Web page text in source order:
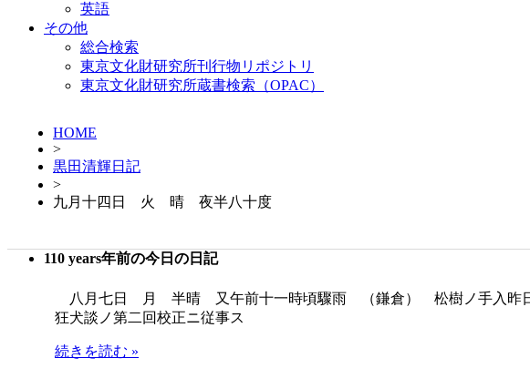
英語
その他
総合検索
東京文化財研究所刊行物リポジトリ
東京文化財研究所蔵書検索（OPAC）
HOME
>
黒田清輝日記
>
九月十四日 火 晴 夜半八十度
110 years年前の今日の日記
八月七日 月 半晴 又午前十一時頃驟雨 （鎌倉） 松樹ノ手入昨日
狂犬談ノ第二回校正ニ従事ス
続きを読む »